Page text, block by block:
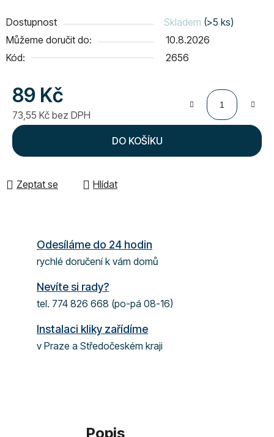
Dostupnost Skladem (>5 ks)
Můžeme doručit do:
10.8.2026
Kód:
2656
89 Kč
73,55 Kč bez DPH
Měrná cena:
DO KOŠÍKU
Zeptat se Hlídat
Odesíláme do 24 hodin
rychlé doručení k vám domů
Nevíte si rady?
tel. 774 826 668 (po-pá 08-16)
Instalaci kliky zařídíme
v Praze a Středočeském kraji
Popis